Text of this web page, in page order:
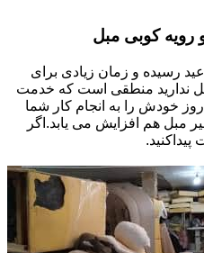
رویه کوبی مبل
رسیده و زمان زیادی برای
ندارید منطقی است که خدمت
روز خودش را به انجام کار شما
مبل هم افزایش می یابد.اگر